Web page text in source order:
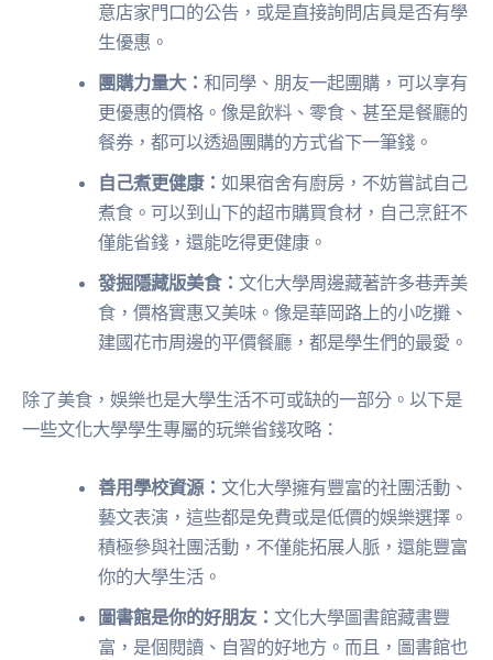
意店家門口的公告，或是直接詢問店員是否有學
生優惠。
團購力量大：和同學、朋友一起團購，可以享有
更優惠的價格。像是飲料、零食、甚至是餐廳的
餐券，都可以透過團購的方式省下一筆錢。
自己煮更健康：如果宿舍有廚房，不妨嘗試自己
煮食。可以到山下的超市購買食材，自己烹飪不
僅能省錢，還能吃得更健康。
發掘隱藏版美食：文化大學周邊藏著許多巷弄美
食，價格實惠又美味。像是華岡路上的小吃攤、
建國花市周邊的平價餐廳，都是學生們的最愛。
除了美食，娛樂也是大學生活不可或缺的一部分。以下是
一些文化大學學生專屬的玩樂省錢攻略：
善用學校資源：文化大學擁有豐富的社團活動、
藝文表演，這些都是免費或是低價的娛樂選擇。
積極參與社團活動，不僅能拓展人脈，還能豐富
你的大學生活。
圖書館是你的好朋友：文化大學圖書館藏書豐
富，是個閱讀、自習的好地方。而且，圖書館也